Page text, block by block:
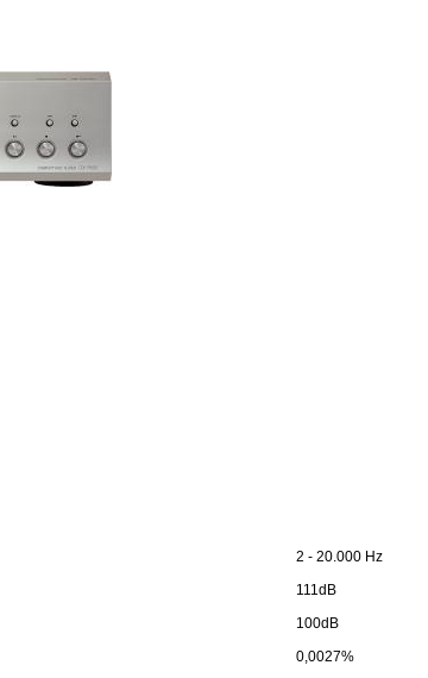
2 - 20.000 Hz
111dB
100dB
0,0027%